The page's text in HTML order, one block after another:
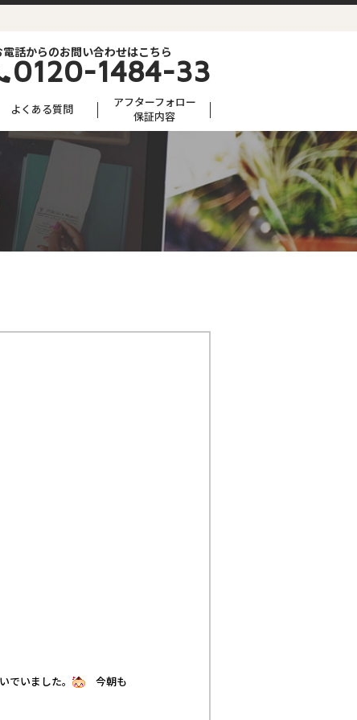
電話からのお問い合わせはこちら
0120-1484-33
よくある質問
アフターフォロー
保証内容
でいました。
今朝も